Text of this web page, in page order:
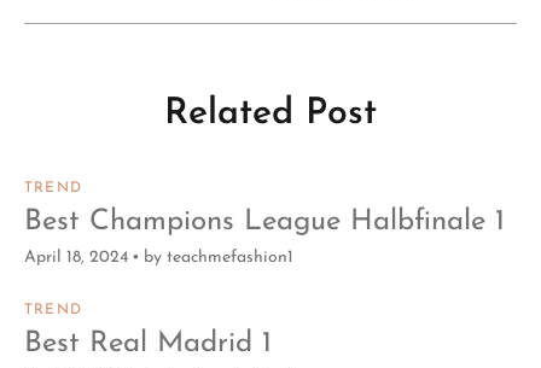
Related Post
TREND
Best Champions League Halbfinale 1
April 18, 2024 by teachmefashion1
TREND
Best Real Madrid 1